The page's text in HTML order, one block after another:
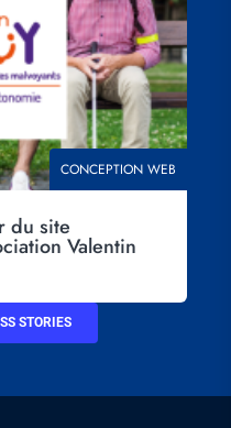
THÉMATIQUE
CONCEPTION WEB
du site
Valentin
STORIES